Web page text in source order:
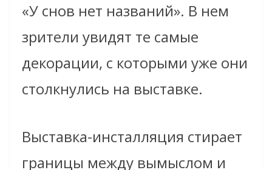
«У снов нет названий». В нем
зрители увидят те самые
декорации, с которыми уже они
столкнулись на выставке.
Выставка-инсталляция стирает
границы между вымыслом и